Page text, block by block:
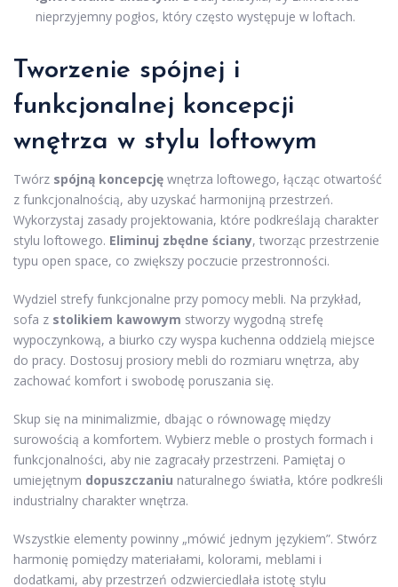
nieprzyjemny pogłos, który często występuje w loftach.
Tworzenie spójnej i
funkcjonalnej koncepcji
wnętrza w stylu loftowym
Twórz spójną koncepcję wnętrza loftowego, łącząc otwartość
z funkcjonalnością, aby uzyskać harmonijną przestrzeń.
Wykorzystaj zasady projektowania, które podkreślają charakter
stylu loftowego. Eliminuj zbędne ściany, tworząc przestrzenie
typu open space, co zwiększy poczucie przestronności.
Wydziel strefy funkcjonalne przy pomocy mebli. Na przykład,
sofa z stolikiem kawowym stworzy wygodną strefę
wypoczynkową, a biurko czy wyspa kuchenna oddzielą miejsce
do pracy. Dostosuj prosiory mebli do rozmiaru wnętrza, aby
zachować komfort i swobodę poruszania się.
Skup się na minimalizmie, dbając o równowagę między
surowością a komfortem. Wybierz meble o prostych formach i
funkcjonalności, aby nie zagracały przestrzeni. Pamiętaj o
umiejętnym dopuszczaniu naturalnego światła, które podkreśli
industrialny charakter wnętrza.
Wszystkie elementy powinny „mówić jednym językiem”. Stwórz
harmonię pomiędzy materiałami, kolorami, meblami i
dodatkami, aby przestrzeń odzwierciedlała istotę stylu